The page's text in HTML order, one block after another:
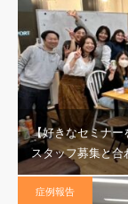
【好きなセミナー
スタッフ募集と合
症例報告